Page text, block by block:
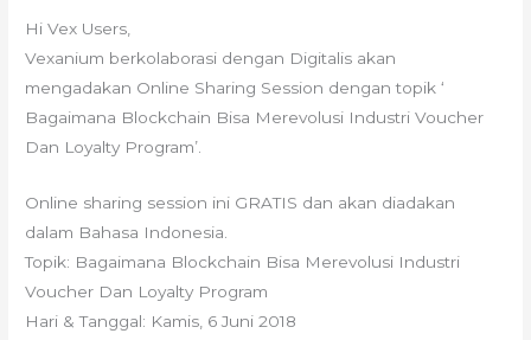
Hi Vex Users,
Vexanium berkolaborasi dengan Digitalis akan
mengadakan Online Sharing Session dengan topik ‘
Bagaimana Blockchain Bisa Merevolusi Industri Voucher
Dan Loyalty Program’.
Online sharing session ini GRATIS dan akan diadakan
dalam Bahasa Indonesia.
Topik: Bagaimana Blockchain Bisa Merevolusi Industri
Voucher Dan Loyalty Program
Hari & Tanggal: Kamis, 6 Juni 2018